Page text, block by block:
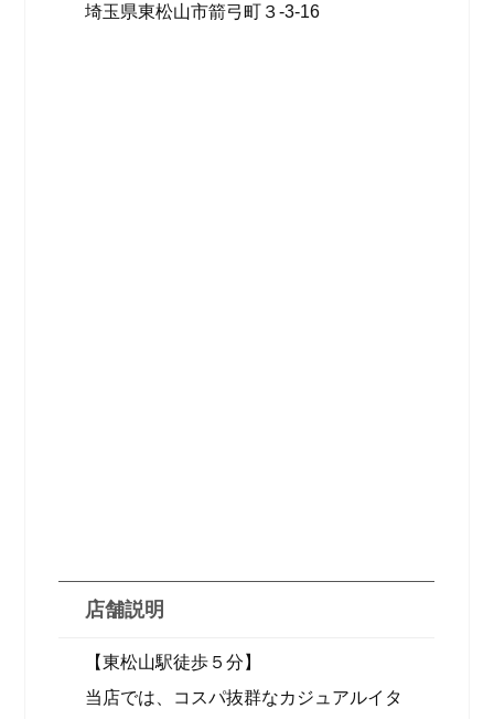
埼玉県東松山市箭弓町３-3-16
店舗説明
【東松山駅徒歩５分】
当店では、コスパ抜群なカジュアルイタ